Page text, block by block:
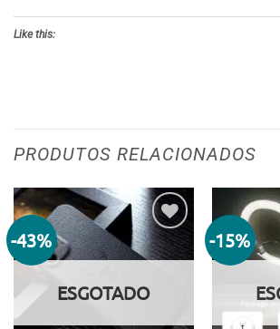
Like this:
PRODUTOS RELACIONADOS
-43%
Adicionar
aos meus
ESGOTADO
-15%